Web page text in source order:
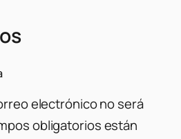
electrónico no será
obligatorios están